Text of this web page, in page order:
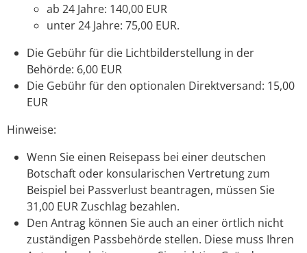
ab 24 Jahre: 140,00 EUR
unter 24 Jahre: 75,00 EUR.
Die Gebühr für die Lichtbilderstellung in der
Behörde: 6,00 EUR
Die Gebühr für den optionalen Direktversand: 15,00
EUR
Hinweise:
Wenn Sie einen Reisepass bei einer deutschen
Botschaft oder konsularischen Vertretung zum
Beispiel bei Passverlust beantragen, müssen Sie
31,00 EUR Zuschlag bezahlen.
Den Antrag können Sie auch an einer örtlich nicht
zuständigen Passbehörde stellen. Diese muss Ihren